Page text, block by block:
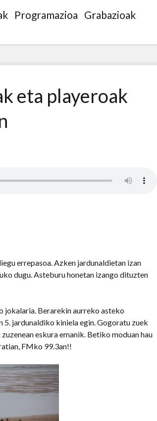
Programazioa Grabazioak
eta playeroak
errepasoa. Azken jardunaldietan izan
dugu. Asteburu honetan izango dituzten
jokalaria. Berarekin aurreko asteko
jardunaldiko kiniela egin. Gogoratu zuek
eskura emanik. Betiko moduan hau
FMko 99.3an!!